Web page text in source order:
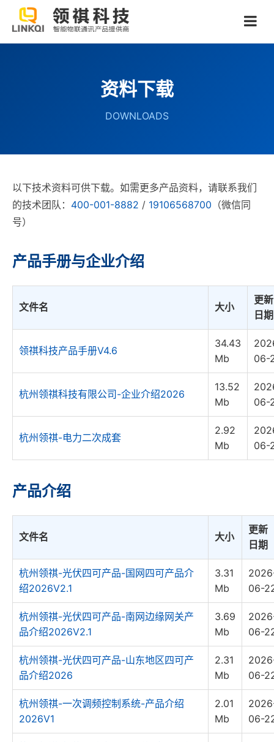
资料下载
DOWNLOADS
以下技术资料可供下载。如需更多产品资料，请联系我们
的技术团队： 400-001-8882 / 19106568700 （微信同
号）
产品手册与企业介绍
文件名 大小
更新
日期
领祺科技产品手册V4.6
34.43
Mb
06-
杭州领祺科技有限公司-企业介绍2026
13.52
Mb
06-
杭州领祺-电力二次成套
2.92
Mb
06-
产品介绍
文件名 大小
更新
日期
杭州领祺-光伏四可产品-国网四可产品介
绍2026V2.1
3.31
Mb
06-
杭州领祺-光伏四可产品-南网边缘网关产
品介绍2026V2.1
3.69
Mb
06-
杭州领祺-光伏四可产品-山东地区四可产
品介绍2026
2.31
Mb
06-
杭州领祺-一次调频控制系统-产品介绍
2026V1
2.01
Mb
06-